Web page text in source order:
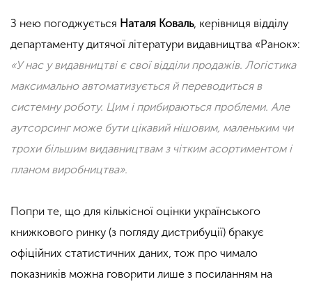
З нею погоджується Наталя Коваль, керівниця відділу
департаменту дитячої літератури видавництва «Ранок»:
«У нас у видавництві є свої відділи продажів. Логістика
максимально автоматизується й переводиться в
системну роботу. Цим і прибираються проблеми. Але
аутсорсинг може бути цікавий нішовим, маленьким чи
трохи більшим видавництвам з чітким асортиментом і
планом виробництва».
Попри те, що для кількісної оцінки українського
книжкового ринку (з погляду дистрибуції) бракує
офіційних статистичних даних, тож про чимало
показників можна говорити лише з посиланням на